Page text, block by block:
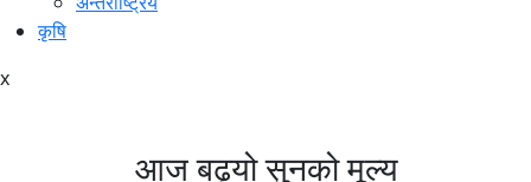
कृषि
x
आज बढ्यो सुनको मूल्य